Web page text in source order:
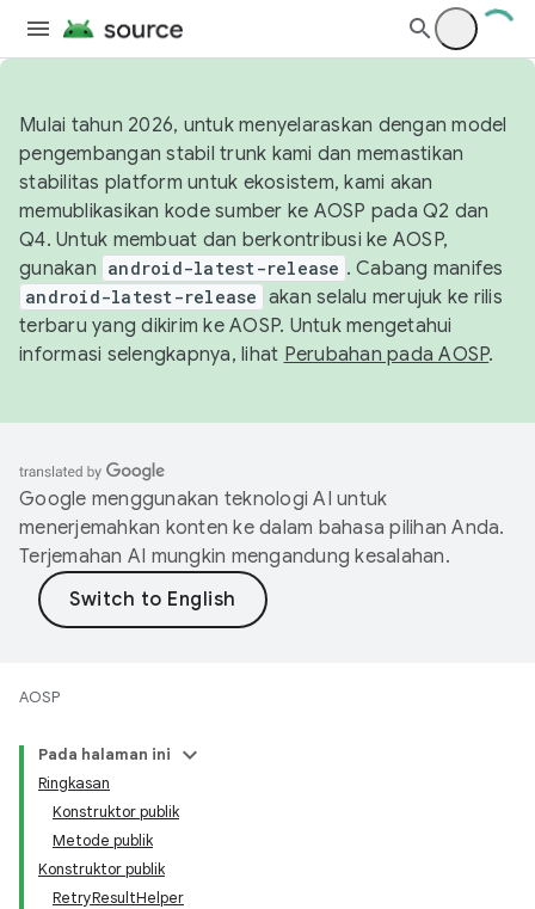
Mulai tahun 2026, untuk menyelaraskan dengan model
pengembangan stabil trunk kami dan memastikan
stabilitas platform untuk ekosistem, kami akan
memublikasikan kode sumber ke AOSP pada Q2 dan
Q4. Untuk membuat dan berkontribusi ke AOSP,
gunakan android-latest-release . Cabang manifes
android-latest-release akan selalu merujuk ke rilis
terbaru yang dikirim ke AOSP. Untuk mengetahui
informasi selengkapnya, lihat Perubahan pada AOSP.
Google menggunakan teknologi AI untuk
menerjemahkan konten ke dalam bahasa pilihan Anda.
Terjemahan AI mungkin mengandung kesalahan.
AOSP
Pada halaman ini
Ringkasan
Konstruktor publik
Metode publik
Konstruktor publik
RetryResultHelper